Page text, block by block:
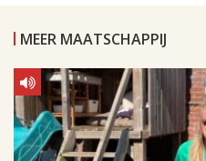
MEER MAATSCHAPPIJ